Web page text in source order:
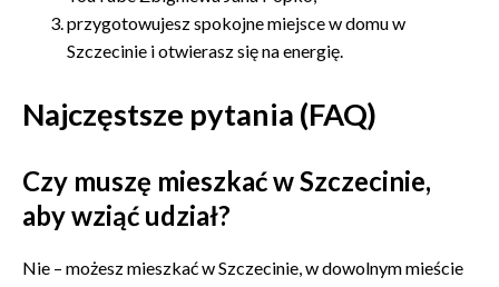
przygotowujesz spokojne miejsce w domu w
Szczecinie i otwierasz się na energię.
Najczęstsze pytania (FAQ)
Czy muszę mieszkać w Szczecinie,
aby wziąć udział?
Nie – możesz mieszkać w Szczecinie, w dowolnym mieście